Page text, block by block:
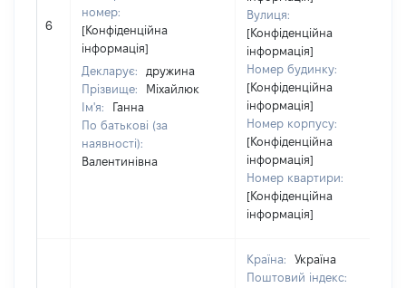
6
номер:
[Конфіденційна
інформація]
Декларує:
дружина
Прізвище:
Міхайлюк
Ім'я:
Ганна
По батькові (за
наявності):
Валентинівна
Вулиця:
[Конфіденційна
інформація]
Номер будинку:
[Конфіденційна
інформація]
Номер корпусу:
[Конфіденційна
інформація]
Номер квартири:
[Конфіденційна
інформація]
Країна:
Україна
Поштовий індекс: